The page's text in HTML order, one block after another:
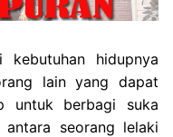
kebutuhan hidupnya
lain yang dapat
untuk berbagi suka
seorang lelaki